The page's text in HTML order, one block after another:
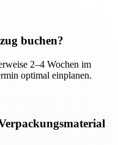
buchen?
2–4 Wochen im
optimal einplanen.